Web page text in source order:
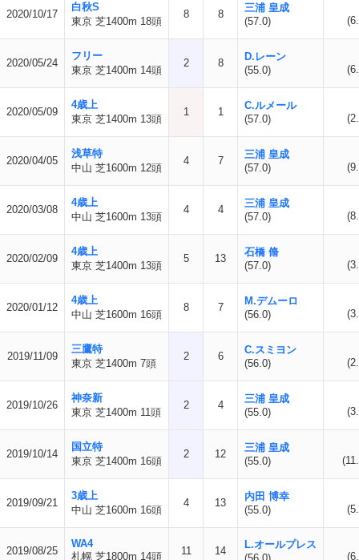
2020/10/17
白秋S
東京 芝1400m 18頭
8 8
三浦 皇成
(57.0)
2020/05/24
フリー
東京 芝1400m 14頭
2 8
D.レーン
(55.0)
2020/05/09
4歳上
東京 芝1400m 13頭
1 1
C.ルメール
(57.0)
2020/04/05
浅草特
中山 芝1600m 12頭
4 7
三浦 皇成
(57.0)
2020/03/08
4歳上
中山 芝1600m 13頭
4 4
三浦 皇成
(57.0)
2020/02/09
4歳上
東京 芝1400m 13頭
5 13
石橋 脩
(57.0)
2020/01/12
4歳上
中山 芝1600m 16頭
8 7
M.デムーロ
(56.0)
2019/11/09
三鷹特
東京 芝1400m 7頭
2 6
C.スミヨン
(56.0)
2019/10/26
神奈新
東京 芝1400m 11頭
2 4
三浦 皇成
(55.0)
2019/10/14
国立特
東京 芝1400m 16頭
2 12
三浦 皇成
(55.0)
2019/09/21
3歳上
中山 芝1600m 16頭
4 13
内田 博幸
(55.0)
2019/08/25
WA4
札幌 芝1800m 14頭
11 14
L.オールプレス